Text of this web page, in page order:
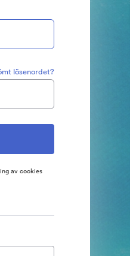
lösenordet?
av cookies